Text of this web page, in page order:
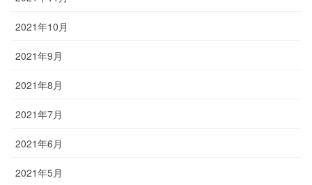
2021年10月
2021年9月
2021年8月
2021年7月
2021年6月
2021年5月